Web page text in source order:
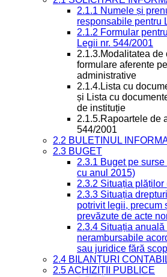
2.1.1 Numele și
responsabile pentru
2.1.2 Formular
Legii nr. 544/2001
2.1.3.Modalitatea
formulare aferente
administrative
2.1.4.Lista cu
și Lista cu
de instituție
2.1.5.Rapoartele de
544/2001
2.2 BULETINUL
2.3 BUGET
2.3.1 Buget pe
cu anul 2015)
2.3.2 Situația
2.3.3 Situația
potrivit legii, precum
prevăzute de acte
2.3.4 Situația
nerambursabile
sau juridice fără
2.4 BILANȚURI
2.5 ACHIZIȚII PUBLICE